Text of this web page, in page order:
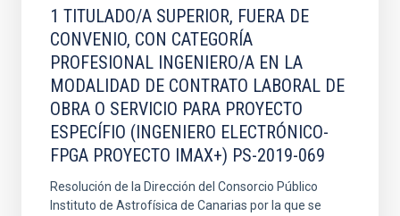
1 TITULADO/A SUPERIOR, FUERA DE
CONVENIO, CON CATEGORÍA
PROFESIONAL INGENIERO/A EN LA
MODALIDAD DE CONTRATO LABORAL DE
OBRA O SERVICIO PARA PROYECTO
ESPECÍFIO (INGENIERO ELECTRÓNICO-
FPGA PROYECTO IMAX+) PS-2019-069
Resolución de la Dirección del Consorcio Público
Instituto de Astrofísica de Canarias por la que se